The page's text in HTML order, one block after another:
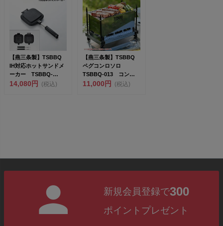
【燕三条製】TSBBQ
IH対応ホットサンドメ
ーカー TSBBQ-
021 すべての熱...
14,080円 (税込)
【燕三条製】TSBBQ
ペグコンロソロ
TSBBQ-013 コンパ
クトに収納できるス...
11,000円 (税込)
新規会員登録で300
ポイントプレゼント